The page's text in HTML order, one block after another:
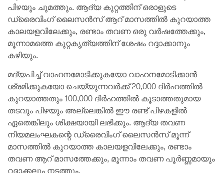
പിഴയും ചുമത്തും. ആദ്യ കുറ്റത്തിന് ഒരാളുടെ
ഡ്രൈവിംഗ് ലൈസൻസ് ആറ് മാസത്തിൽ കുറയാത്ത
കാലയളവിലേക്കും, രണ്ടാം തവണ ഒരു വർഷത്തേക്കും,
മൂന്നാമത്തെ കുറ്റകൃത്യത്തിന് ശേഷം റദ്ദാക്കാനും
കഴിയും.
മദ്യപിച്ച് വാഹനമോടിക്കുകയോ വാഹനമോടിക്കാൻ
ശ്രമിക്കുകയോ ചെയ്യുന്നവർക്ക് 20,000 ദിർഹത്തിൽ
കുറയാത്തതും 100,000 ദിർഹത്തിൽ കൂടാത്തതുമായ
തടവും പിഴയും അല്ലെങ്കിൽ ഈ രണ്ട് പിഴകളിൽ
ഏതെങ്കിലും ശിക്ഷയായി ലഭിക്കും. ആദ്യ തവണ
നിയമലംഘകന്റെ ഡ്രൈവിംഗ് ലൈസൻസ് മൂന്ന്
മാസത്തിൽ കുറയാത്ത കാലയളവിലേക്കും, രണ്ടാം
തവണ ആറ് മാസത്തേക്കും, മൂന്നാം തവണ പൂർണ്ണമായും